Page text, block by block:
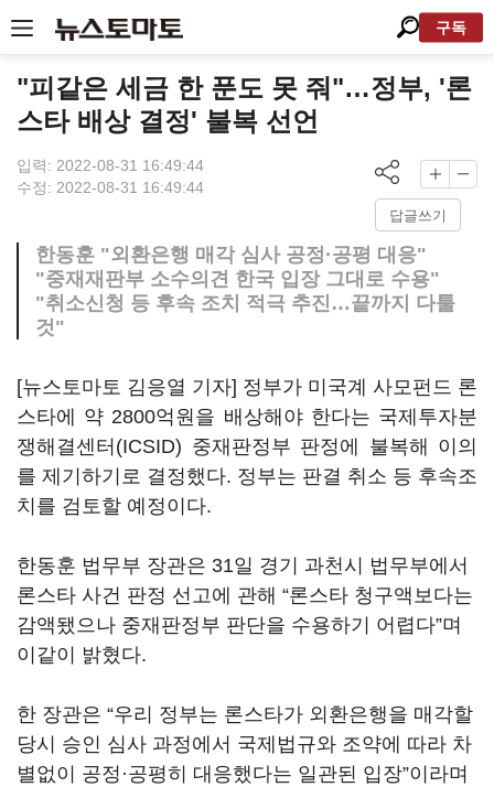
구독
"피같은 세금 한 푼도 못 줘"…정부, '론
스타 배상 결정' 불복 선언
입력: 2022-08-31 16:49:44
수정: 2022-08-31 16:49:44
답글쓰기
한동훈 "외환은행 매각 심사 공정·공평 대응"
"중재재판부 소수의견 한국 입장 그대로 수용"
"취소신청 등 후속 조치 적극 추진…끝까지 다툴
것"
[뉴스토마토 김응열 기자] 정부가 미국계 사모펀드 론
스타에 약 2800억원을 배상해야 한다는 국제투자분
쟁해결센터(ICSID) 중재판정부 판정에 불복해 이의
를 제기하기로 결정했다. 정부는 판결 취소 등 후속조
치를 검토할 예정이다.
한동훈 법무부 장관은 31일 경기 과천시 법무부에서
론스타 사건 판정 선고에 관해 “론스타 청구액보다는
감액됐으나 중재판정부 판단을 수용하기 어렵다”며
이같이 밝혔다.
한 장관은 “우리 정부는 론스타가 외환은행을 매각할
당시 승인 심사 과정에서 국제법규와 조약에 따라 차
별없이 공정·공평히 대응했다는 일관된 입장”이라며